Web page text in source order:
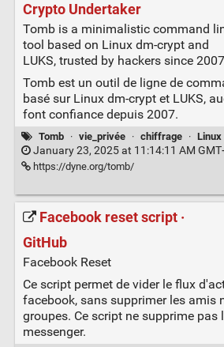
Crypto Undertaker
Tomb is a minimalistic command
tool based on Linux dm-crypt and
LUKS, trusted by hackers since
Tomb est un outil de ligne de
basé sur Linux dm-crypt et LUKS,
font confiance depuis 2007.
Tomb · vie_privée · chiffrage · Linux
January 23, 2025 at 11:14:11 AM
https://dyne.org/tomb/
Facebook reset script ·
GitHub
Facebook Reset
Ce script permet de vider le flux
facebook, sans supprimer les amis
groupes. Ce script ne supprime pas
messenger.